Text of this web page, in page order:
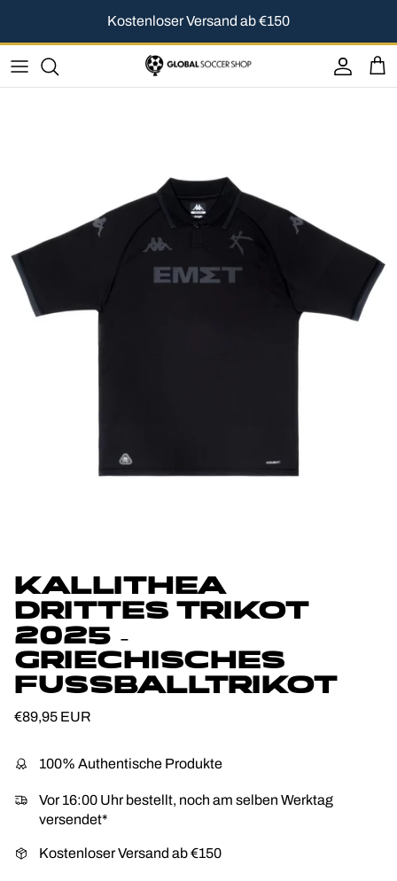
Kostenloser Versand ab €150
Konto
KALLITHEA
DRITTES TRIKOT
2025 –
GRIECHISCHES
FUSSBALLTRIKOT
Normaler Preis
€89,95 EUR
100% Authentische Produkte
Vor 16:00 Uhr bestellt, noch am selben Werktag
versendet*
Kostenloser Versand ab €150